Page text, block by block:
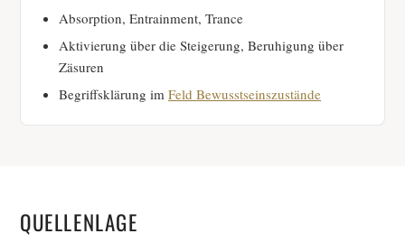
Absorption, Entrainment, Trance
Aktivierung über die Steigerung, Beruhigung über
Zäsuren
Begriffsklärung im Feld Bewusstseinszustände
QUELLENLAGE